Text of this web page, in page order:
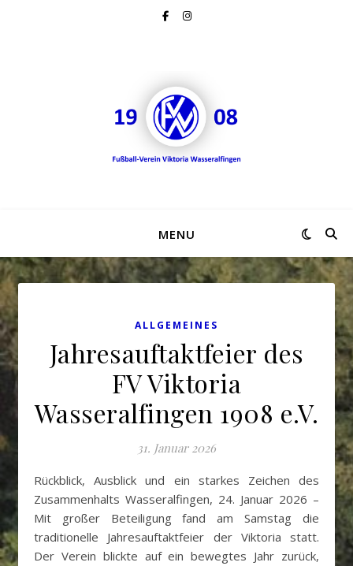
MENU
ALLGEMEINES
Jahresauftaktfeier des
FV Viktoria
Wasseralfingen 1908 e.V.
31. Januar 2026
Rückblick, Ausblick und ein starkes Zeichen des
Zusammenhalts Wasseralfingen, 24. Januar 2026 –
Mit großer Beteiligung fand am Samstag die
traditionelle Jahresauftaktfeier der Viktoria statt.
Der Verein blickte auf ein bewegtes Jahr zurück,